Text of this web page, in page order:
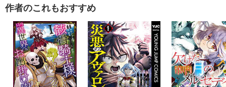
作者のこれもおすすめ